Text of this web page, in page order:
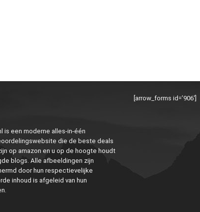
is een moderne alles-in-één
die de beste deals
op amazon en u op de hoogte houdt
blogs. Alle afbeeldingen zijn
door hun respectievelijke
inhoud is afgeleid van hun
[arrow_forms id=’906′]